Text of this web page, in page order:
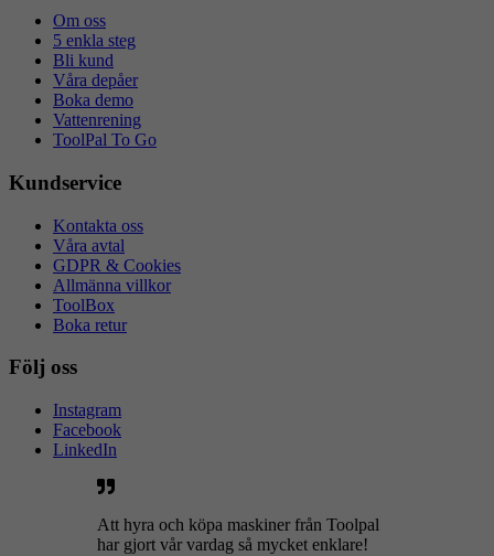
Om oss
5 enkla steg
Bli kund
Våra depåer
Boka demo
Vattenrening
ToolPal To Go
Kundservice
Kontakta oss
Våra avtal
GDPR & Cookies
Allmänna villkor
ToolBox
Boka retur
Följ oss
Instagram
Facebook
LinkedIn
Att hyra och köpa maskiner från Toolpal
har gjort vår vardag så mycket enklare!